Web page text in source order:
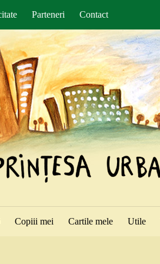
Parteneri Contact
Copiii mei Cartile mele Utile